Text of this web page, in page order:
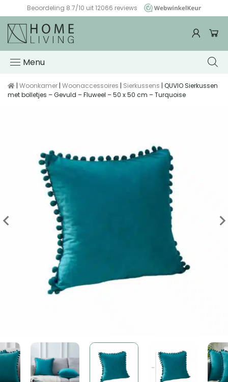
Altijd gratis verzending & retour
Menu
| Woonkamer | Woonaccessoires | Sierkussens | QUVIO Sierkussen
met bolletjes – Gevuld – Fluweel – 50 x 50 cm – Turquoise